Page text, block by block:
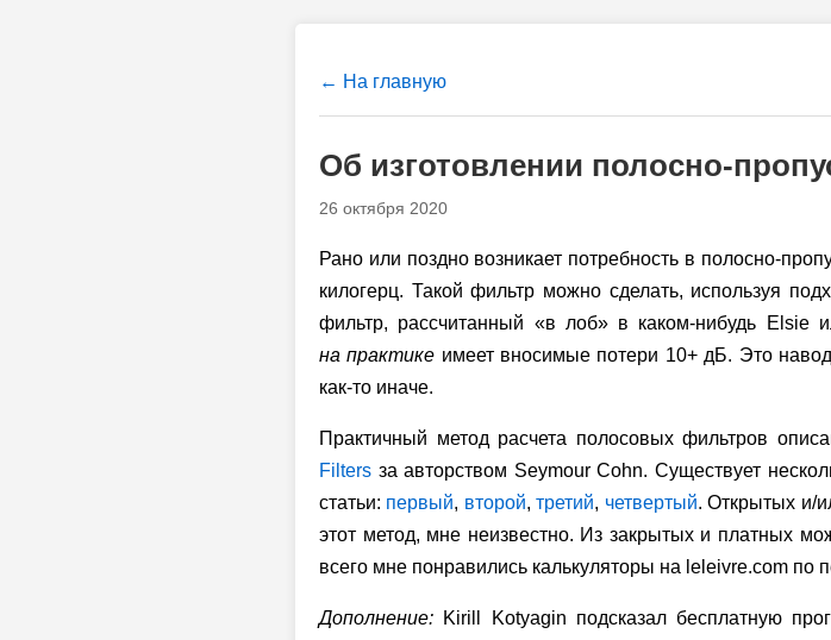
← На главную
Об изготовлении полосно-
26 октября 2020
Рано или поздно возникает потребность в полосно-
килогерц. Такой фильтр можно сделать, используя
фильтр, рассчитанный «в лоб» в каком-нибудь
на практике имеет вносимые потери 10+ дБ. Это
как-то иначе.
Практичный метод расчета полосовых фильтров
Filters за авторством Seymour Cohn. Существует
статьи: первый, второй,третий, четвертый. Открытых и/
этот метод, мне неизвестно. Из закрытых и платных
всего мне понравились калькуляторы на leleivre.com
Дополнение: Kirill Kotyagin подсказал бесплатную